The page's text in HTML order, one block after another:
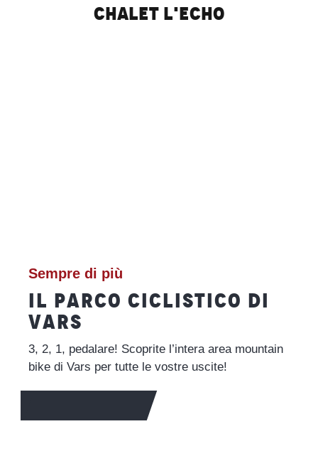
Chalet l'Echo
Sempre di più
IL PARCO CICLISTICO DI
VARS
3, 2, 1, pedalare! Scoprite l’intera area mountain
bike di Vars per tutte le vostre uscite!